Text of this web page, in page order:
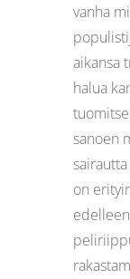
vanha
aikansa
halua
sanoen
on